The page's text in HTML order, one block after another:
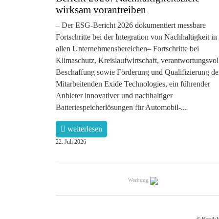
wirksam vorantreiben
– Der ESG-Bericht 2026 dokumentiert messbare
Fortschritte bei der Integration von Nachhaltigkeit in
allen Unternehmensbereichen– Fortschritte bei
Klimaschutz, Kreislaufwirtschaft,
Beschaffung sowie Förderung und Qualifizierung
Mitarbeitenden Exide Technologies, ein führender
Anbieter innovativer und nachhaltiger
Batteriespeicherlösungen für Automobil-...
weiterlesen
22. Juli 2026
Werbung